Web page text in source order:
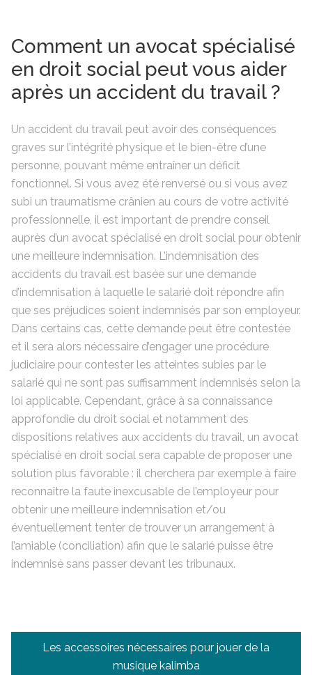
Comment un avocat spécialisé
en droit social peut vous aider
après un accident du travail ?
Un accident du travail peut avoir des conséquences
graves sur l’intégrité physique et le bien-être d’une
personne, pouvant même entraîner un déficit
fonctionnel. Si vous avez été renversé ou si vous avez
subi un traumatisme crânien au cours de votre activité
professionnelle, il est important de prendre conseil
auprès d’un avocat spécialisé en droit social pour obtenir
une meilleure indemnisation. L’indemnisation des
accidents du travail est basée sur une demande
d’indemnisation à laquelle le salarié doit répondre afin
que ses préjudices soient indemnisés par son employeur.
Dans certains cas, cette demande peut être contestée
et il sera alors nécessaire d’engager une procédure
judiciaire pour contester les atteintes subies par le
salarié qui ne sont pas suffisamment indemnisés selon la
loi applicable. Cependant, grâce à sa connaissance
approfondie du droit social et notamment des
dispositions relatives aux accidents du travail, un avocat
spécialisé en droit social sera capable de proposer une
solution plus favorable : il cherchera par exemple à faire
reconnaître la faute inexcusable de l’employeur pour
obtenir une meilleure indemnisation et/ou
éventuellement tenter de trouver un arrangement à
l’amiable (conciliation) afin que le salarié puisse être
indemnisé sans passer devant les tribunaux.
Navigation
Les accessoires nécessaires pour jouer de la
musique kalimba